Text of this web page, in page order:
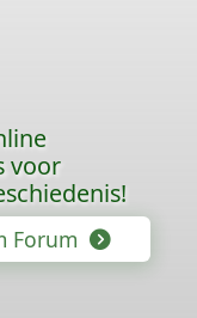
voor
Forum